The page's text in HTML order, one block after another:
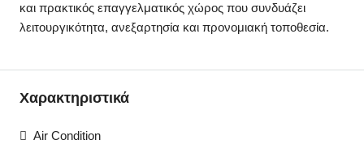
και πρακτικός επαγγελματικός χώρος που συνδυάζει
λειτουργικότητα, ανεξαρτησία και προνομιακή τοποθεσία.
Χαρακτηριστικά
Air Condition